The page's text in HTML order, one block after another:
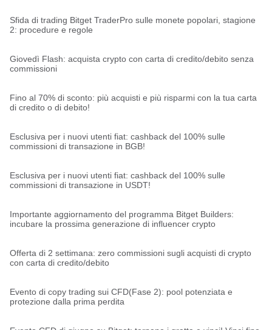
Sfida di trading Bitget TraderPro sulle monete popolari, stagione
2: procedure e regole
Giovedì Flash: acquista crypto con carta di credito/debito senza
commissioni
Fino al 70% di sconto: più acquisti e più risparmi con la tua carta
di credito o di debito!
Esclusiva per i nuovi utenti fiat: cashback del 100% sulle
commissioni di transazione in BGB!
Esclusiva per i nuovi utenti fiat: cashback del 100% sulle
commissioni di transazione in USDT!
Importante aggiornamento del programma Bitget Builders:
incubare la prossima generazione di influencer crypto
Offerta di 2 settimana: zero commissioni sugli acquisti di crypto
con carta di credito/debito
Evento di copy trading sui CFD(Fase 2): pool potenziata e
protezione dalla prima perdita